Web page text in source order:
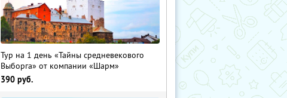
Тур на 1 день «Тайны средневекового
Выборга» от компании «Шарм»
390 руб.